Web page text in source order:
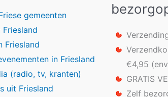
gemeenten
Friesland
Friesland
in Friesland
(radio, tv, kranten)
uit Friesland
€4,95
GRATIS
Zelf